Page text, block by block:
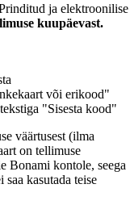
ja elektroonilise
kuupäevast.
või erikood"
"Sisesta kood"
väärtusest (ilma
on tellimuse
Bonami kontole, seega
kasutada teise